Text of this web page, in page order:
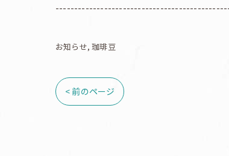
お知らせ 珈琲豆
< 前のページ